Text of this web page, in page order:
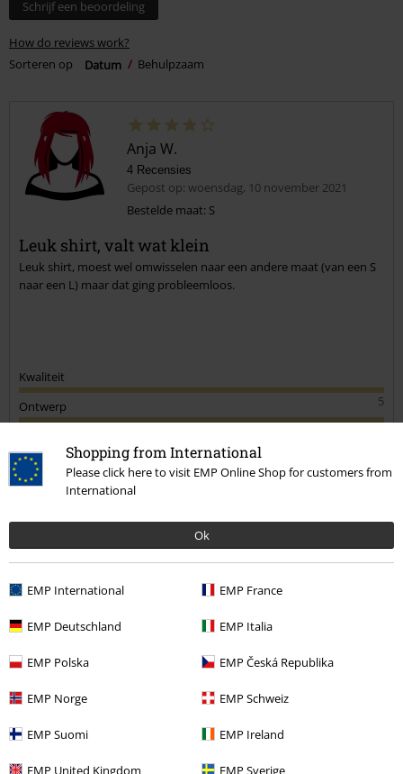
Shopping from International
Please click here to visit EMP Online Shop for customers from
International
Ok
EMP International EMP France
EMP Deutschland EMP Italia
EMP Polska EMP Česká Republika
EMP Norge EMP Schweiz
EMP Suomi EMP Ireland
EMP United Kingdom EMP Sverige
Schrijf een beoordeling
How do reviews work?
Sorteren op
Datum Behulpzaam
Anja W.
4 Recensies
Gepost op: woensdag, 10 november 2021
Bestelde maat: S
Leuk shirt, valt wat klein
Leuk shirt, moest wel omwisselen naar een andere maat (van een S
naar een L) maar dat ging probleemloos.
Kwaliteit
5
Ontwerp
Breedte
Te nauw
Perfect
Opmerking